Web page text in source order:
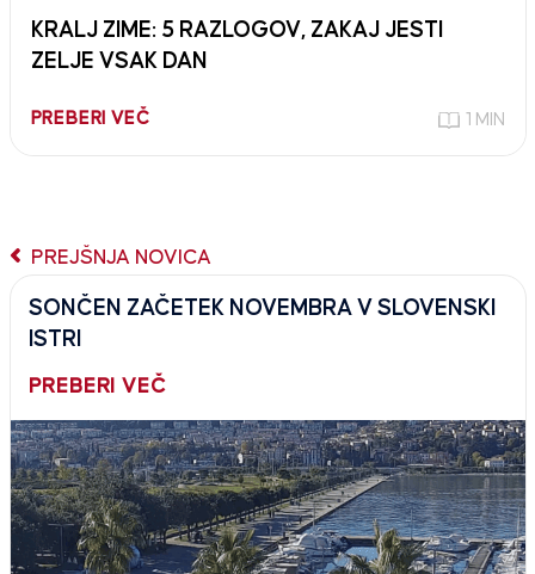
KRALJ ZIME: 5 RAZLOGOV, ZAKAJ JESTI
ZELJE VSAK DAN
PREBERI VEČ 1 MIN
PREJŠNJA NOVICA
SONČEN ZAČETEK NOVEMBRA V SLOVENSKI
ISTRI
PREBERI VEČ